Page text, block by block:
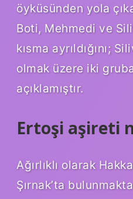
öyküsünden yola
Boti, Mehmedi ve
kısma ayrıldığını;
olmak üzere iki gruba
açıklamıştır.
Ertoşi aşireti
Ağırlıklı olarak
Şırnak’ta